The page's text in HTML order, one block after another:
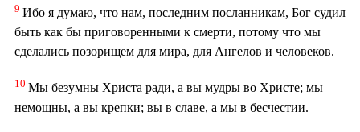
9 Ибо я думаю, что нам, последним посланникам, Бог судил
быть как бы приговоренными к смерти, потому что мы
сделались позорищем для мира, для Ангелов и человеков.
10 Мы безумны Христа ради, а вы мудры во Христе; мы
немощны, а вы крепки; вы в славе, а мы в бесчестии.